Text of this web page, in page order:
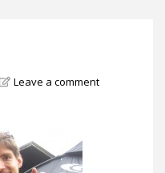
Leave a comment